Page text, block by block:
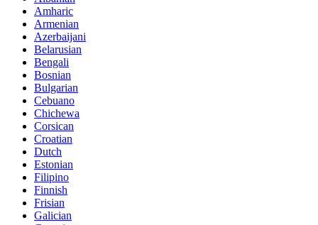
Amharic
Armenian
Azerbaijani
Belarusian
Bengali
Bosnian
Bulgarian
Cebuano
Chichewa
Corsican
Croatian
Dutch
Estonian
Filipino
Finnish
Frisian
Galician